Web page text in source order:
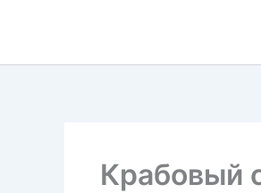
Крабовый